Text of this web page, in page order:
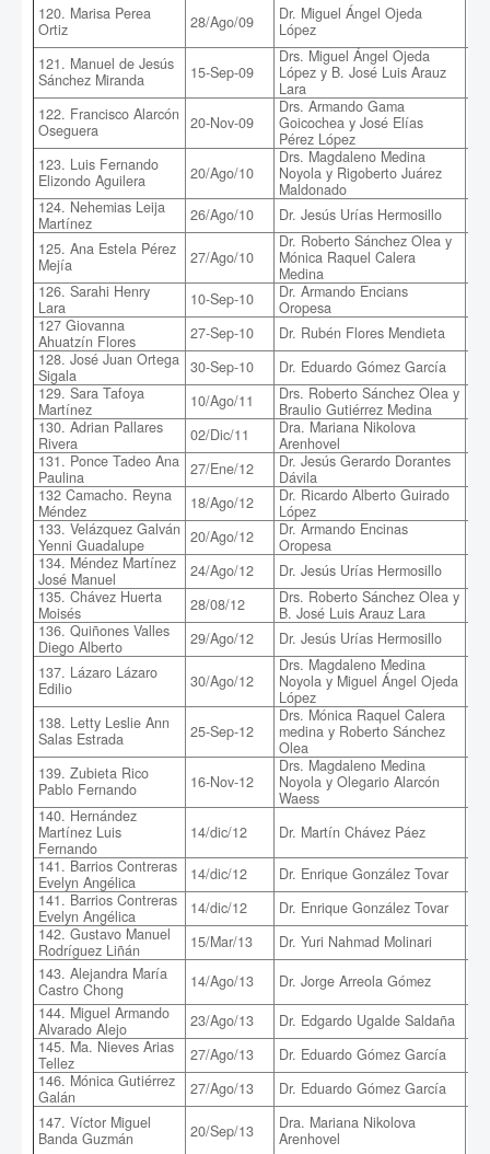
120. Marisa Perea
Ortiz
28/Ago/09
Dr. Miguel Ángel Ojeda
López
121. Manuel de Jesús
Sánchez Miranda
15-Sep-09
Drs. Miguel Ángel Ojeda
López y B. José Luis Arauz
Lara
122. Francisco Alarcón
Oseguera
20-Nov-09
Drs. Armando Gama
Goicochea y José Elías
Pérez López
123. Luis Fernando
Elizondo Aguilera
20/Ago/10
Drs. Magdaleno Medina
Noyola y Rigoberto Juárez
Maldonado
124. Nehemias Leija
Martínez
26/Ago/10 Dr. Jesús Urías Hermosillo
125. Ana Estela Pérez
Mejía
27/Ago/10
Dr. Roberto Sánchez Olea y
Mónica Raquel Calera
Medina
126. Sarahi Henry
Lara
10-Sep-10
Dr. Armando Encians
Oropesa
127 Giovanna
Ahuatzín Flores
27-Sep-10 Dr. Rubén Flores Mendieta
128. José Juan Ortega
Sigala
30-Sep-10 Dr. Eduardo Gómez García
129. Sara Tafoya
Martínez
10/Ago/11
Drs. Roberto Sánchez Olea y
Braulio Gutiérrez Medina
130. Adrian Pallares
Rivera
02/Dic/11
Dra. Mariana Nikolova
Arenhovel
131. Ponce Tadeo Ana
Paulina
27/Ene/12
Dr. Jesús Gerardo Dorantes
Dávila
132 Camacho. Reyna
Méndez
18/Ago/12
Dr. Ricardo Alberto Guirado
López
133. Velázquez Galván
Yenni Guadalupe
20/Ago/12
Dr. Armando Encinas
Oropesa
134. Méndez Martínez
José Manuel
24/Ago/12 Dr. Jesús Urías Hermosillo
135. Chávez Huerta
Moisés
28/08/12
Drs. Roberto Sánchez Olea y
B. José Luis Arauz Lara
136. Quiñones Valles
Diego Alberto
29/Ago/12 Dr. Jesús Urías Hermosillo
137. Lázaro Lázaro
Edilio
30/Ago/12
Drs. Magdaleno Medina
Noyola y Miguel Ángel Ojeda
López
138. Letty Leslie Ann
Salas Estrada
25-Sep-12
Drs. Mónica Raquel Calera
medina y Roberto Sánchez
Olea
139. Zubieta Rico
Pablo Fernando
16-Nov-12
Drs. Magdaleno Medina
Noyola y Olegario Alarcón
Waess
140. Hernández
Martínez Luis
Fernando
14/dic/12 Dr. Martín Chávez Páez
141. Barrios Contreras
Evelyn Angélica
14/dic/12 Dr. Enrique González Tovar
141. Barrios Contreras
Evelyn Angélica
14/dic/12 Dr. Enrique González Tovar
142. Gustavo Manuel
Rodríguez Liñán
15/Mar/13 Dr. Yuri Nahmad Molinari
143. Alejandra María
Castro Chong
14/Ago/13 Dr. Jorge Arreola Gómez
144. Miguel Armando
Alvarado Alejo
23/Ago/13 Dr. Edgardo Ugalde Saldaña
145. Ma. Nieves Arias
Tellez
27/Ago/13 Dr. Eduardo Gómez García
146. Mónica Gutiérrez
Galán
27/Ago/13 Dr. Eduardo Gómez García
147. Víctor Miguel
Banda Guzmán
20/Sep/13
Dra. Mariana Nikolova
Arenhovel